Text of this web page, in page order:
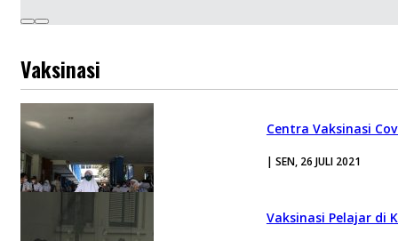
Vaksinasi
Centra Vaksinasi
| SEN, 26 JULI 2021
Vaksinasi Pelajar di